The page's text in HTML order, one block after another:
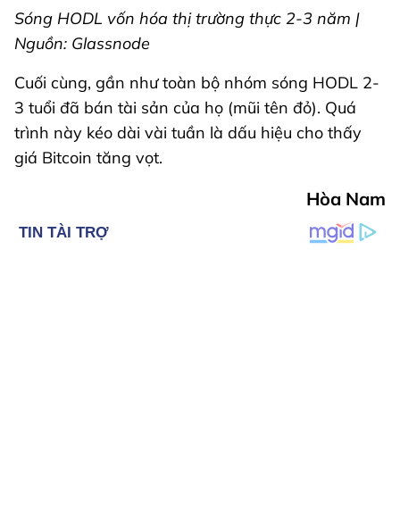
Sóng HODL vốn hóa thị trường thực 2-3 năm |
Nguồn: Glassnode
Cuối cùng, gần như toàn bộ nhóm sóng HODL 2-
3 tuổi đã bán tài sản của họ (mũi tên đỏ). Quá
trình này kéo dài vài tuần là dấu hiệu cho thấy
giá Bitcoin tăng vọt.
Hòa Nam